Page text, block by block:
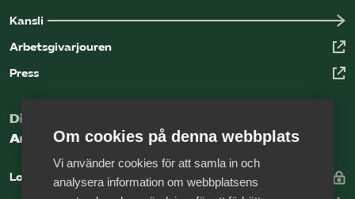
Kansli
Arbetsgivarjouren
Press
Digital kunskapsbank för arbetsgivare
Arbetsgivarguiden
Logga in
Om cookies på denna webbplats
Vi använder cookies för att samla in och
analysera information om webbplatsens